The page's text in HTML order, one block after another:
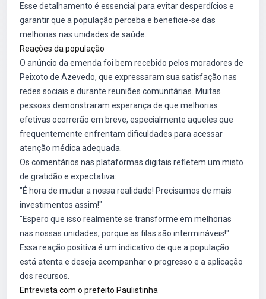
Esse detalhamento é essencial para evitar desperdícios e
garantir que a população perceba e beneficie-se das
melhorias nas unidades de saúde.
Reações da população
O anúncio da emenda foi bem recebido pelos moradores de
Peixoto de Azevedo, que expressaram sua satisfação nas
redes sociais e durante reuniões comunitárias. Muitas
pessoas demonstraram esperança de que melhorias
efetivas ocorrerão em breve, especialmente aqueles que
frequentemente enfrentam dificuldades para acessar
atenção médica adequada.
Os comentários nas plataformas digitais refletem um misto
de gratidão e expectativa:
"É hora de mudar a nossa realidade! Precisamos de mais
investimentos assim!"
"Espero que isso realmente se transforme em melhorias
nas nossas unidades, porque as filas são intermináveis!"
Essa reação positiva é um indicativo de que a população
está atenta e deseja acompanhar o progresso e a aplicação
dos recursos.
Entrevista com o prefeito Paulistinha